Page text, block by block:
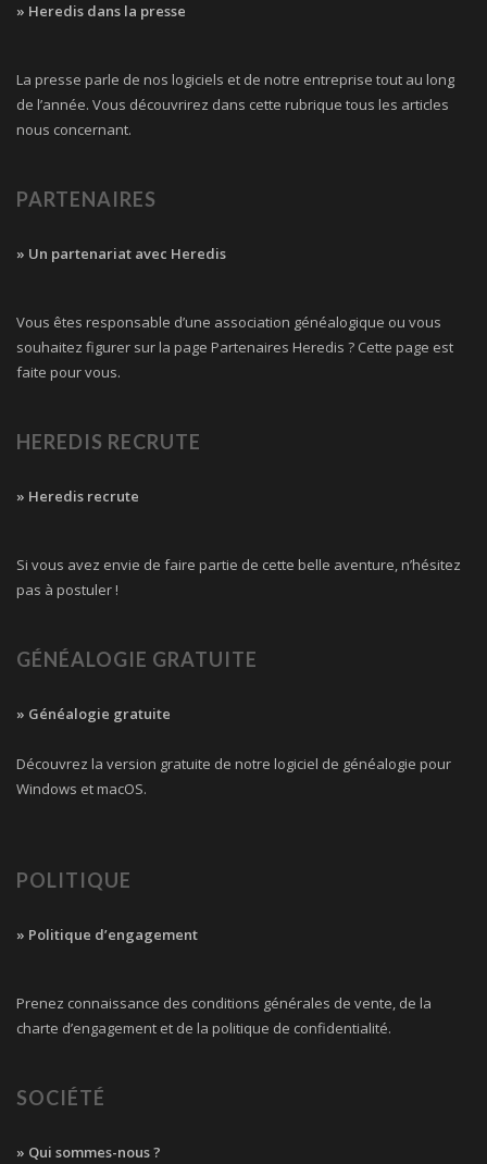
» Heredis dans la presse
La presse parle de nos logiciels et de notre entreprise tout au long
de l’année. Vous découvrirez dans cette rubrique tous les articles
nous concernant.
PARTENAIRES
» Un partenariat avec Heredis
Vous êtes responsable d’une association généalogique ou vous
souhaitez figurer sur la page Partenaires Heredis ? Cette page est
faite pour vous.
HEREDIS RECRUTE
» Heredis recrute
Si vous avez envie de faire partie de cette belle aventure, n’hésitez
pas à postuler !
GÉNÉALOGIE GRATUITE
» Généalogie gratuite
Découvrez la version gratuite de notre logiciel de généalogie pour
Windows et macOS.
POLITIQUE
» Politique d’engagement
Prenez connaissance des conditions générales de vente, de la
charte d’engagement et de la politique de confidentialité.
SOCIÉTÉ
» Qui sommes-nous ?